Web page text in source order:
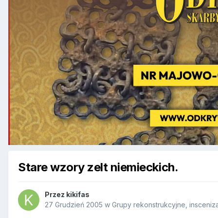
Stare wzory zelt niemieckich.
Przez kikifas
27 Grudzień 2005 w Grupy rekonstrukcyjne,